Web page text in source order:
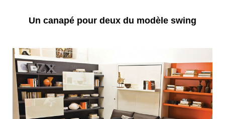
Un canapé pour deux du modèle swing